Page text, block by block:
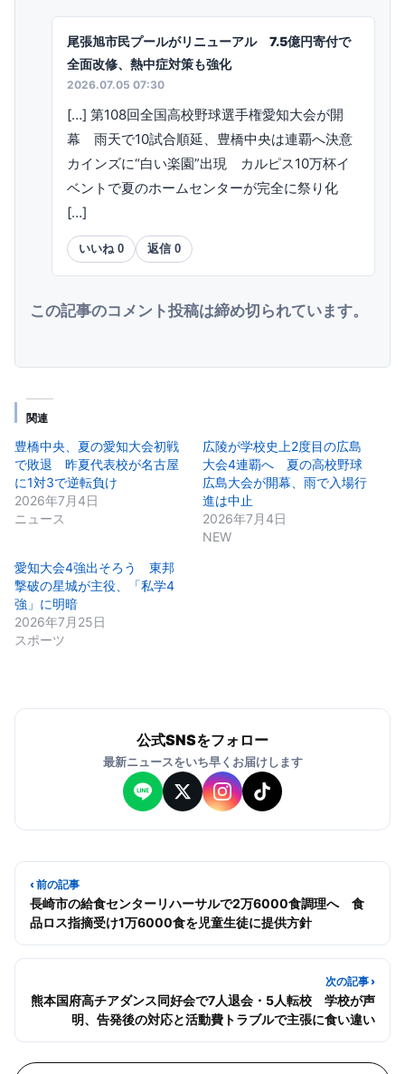
尾張旭市民プールがリニューアル 7.5億円寄付で
全面改修、熱中症対策も強化
2026.07.05 07:30
[…] 第108回全国高校野球選手権愛知大会が開
幕 雨天で10試合順延、豊橋中央は連覇へ決意
カインズに“白い楽園”出現 カルピス10万杯イ
ベントで夏のホームセンターが完全に祭り化
[…]
いいね 0 返信 0
この記事のコメント投稿は締め切られています。
関連
豊橋中央、夏の愛知大会初戦
で敗退 昨夏代表校が名古屋
に1対3で逆転負け
2026年7月4日
ニュース
広陵が学校史上2度目の広島
大会4連覇へ 夏の高校野球
広島大会が開幕、雨で入場行
進は中止
2026年7月4日
NEW
愛知大会4強出そろう 東邦
撃破の星城が主役、「私学4
強」に明暗
2026年7月25日
スポーツ
公式SNSをフォロー
最新ニュースをいち早くお届けします
‹ 前の記事
長崎市の給食センターリハーサルで2万6000食調理へ 食
品ロス指摘受け1万6000食を児童生徒に提供方針
次の記事 ›
熊本国府高チアダンス同好会で7人退会・5人転校 学校が声
明、告発後の対応と活動費トラブルで主張に食い違い